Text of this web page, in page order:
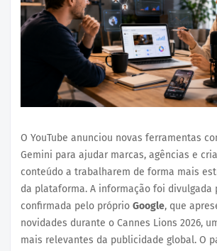
O YouTube anunciou novas ferramentas
Gemini para ajudar marcas, agências e
conteúdo a trabalharem de forma mais
da plataforma. A informação foi divulgada
confirmada pelo próprio Google, que
novidades durante o Cannes Lions 2026,
mais relevantes da publicidade global. O